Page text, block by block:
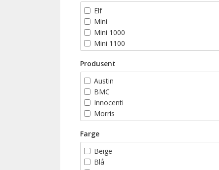
Elf
Mini
Mini 1000
Mini 1100
Mini 1275 GT
Mini 35
Mini 850
Mini Balmoral
Mini Blue Star
Mini British Open
Mini Brooklands
Mini Cabriolet
Mini City
Mini Classic Sport
Produsent
Austin
BMC
Innocenti
Morris
Riley
Rover
Farge
Beige
Blå